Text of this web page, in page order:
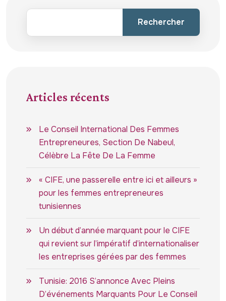
Rechercher
Articles récents
Le Conseil International Des Femmes
Entrepreneures, Section De Nabeul,
Célèbre La Fête De La Femme
« CIFE, une passerelle entre ici et ailleurs »
pour les femmes entrepreneures
tunisiennes
Un début d’année marquant pour le CIFE
qui revient sur l’impératif d’internationaliser
les entreprises gérées par des femmes
Tunisie: 2016 S’annonce Avec Pleins
D’événements Marquants Pour Le Conseil